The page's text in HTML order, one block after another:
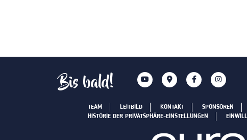
Bis bald!
TEAM LEITBILD KONTAKT SPONSOREN
HISTORIE DER PRIVATSPHÄRE-EINSTELLUNGEN